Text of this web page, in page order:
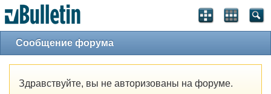
Сообщение форума
Здравствуйте, вы не авторизованы на форуме.